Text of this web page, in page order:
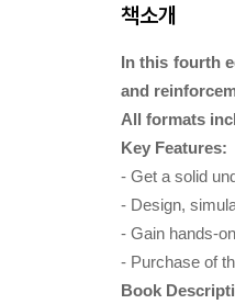
책소개
In this fourth
and
All formats
Key Features:
- Get a solid
- Design,
- Gain hands-
- Purchase of
Book